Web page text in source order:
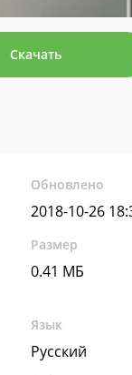
Скачать
Обновлено
2018-10-26
Размер
0.41 МБ
Язык
Русский